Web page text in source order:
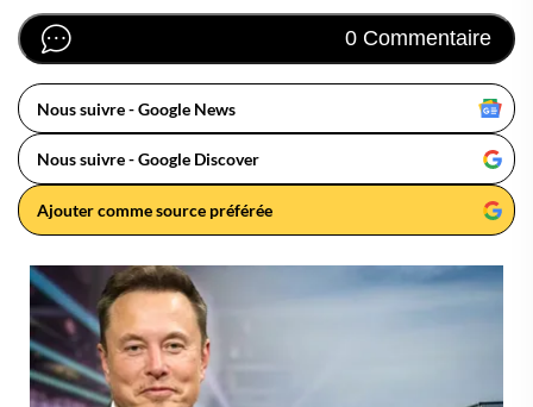
0 Commentaire
Nous suivre - Google News
Nous suivre - Google Discover
Ajouter comme source préférée